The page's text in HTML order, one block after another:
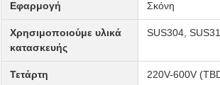
Εφαρμογή Σκόνη
Χρησιμοποιούμε υλικά
κατασκευής
SUS304,
Τετάρτη 220V-600V